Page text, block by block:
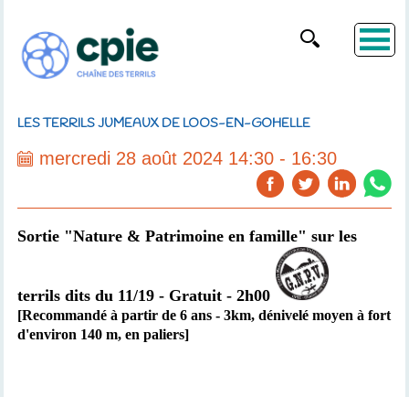
LES TERRILS JUMEAUX DE LOOS-EN-GOHELLE
mercredi 28 août 2024 14:30 - 16:30
Sortie "Nature & Patrimoine en famille" sur les
terrils dits du 11/19 - Gratuit - 2h00
[Recommandé à partir de 6 ans - 3km, dénivelé moyen à fort
d'environ 140 m, en paliers]